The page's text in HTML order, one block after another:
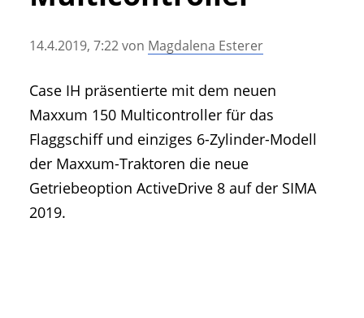
• Messen und Veranstaltungen
• Agritechnica Neuheiten Archiv
• Artikel nach Hersteller/Marke
14.4.2019, 7:22von Magdalena Esterer
Case IH präsentierte mit dem neuen
Maxxum 150 Multicontroller für das
Flaggschiff und einziges 6-Zylinder-Modell
der Maxxum-Traktoren die neue
Getriebeoption ActiveDrive 8 auf der SIMA
2019.